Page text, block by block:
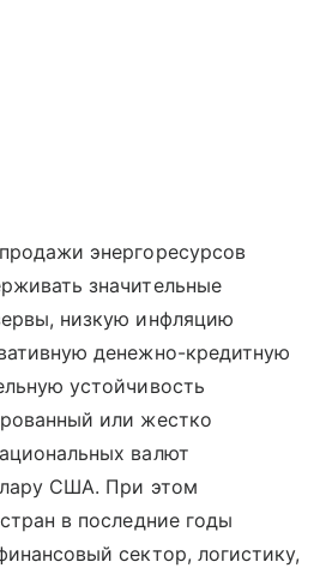
энергоресурсов
значительные
низкую инфляцию
денежно-кредитную
устойчивость
или жестко
валют
США. При этом
в последние годы
сектор, логистику,